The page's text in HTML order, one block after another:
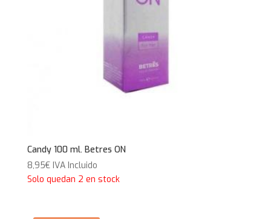
Candy 100 ml. Betres ON
8,95€ IVA Incluido
Solo quedan 2 en stock